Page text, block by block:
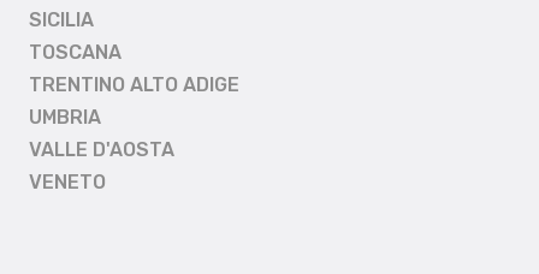
SICILIA
TOSCANA
TRENTINO ALTO ADIGE
UMBRIA
VALLE D'AOSTA
VENETO